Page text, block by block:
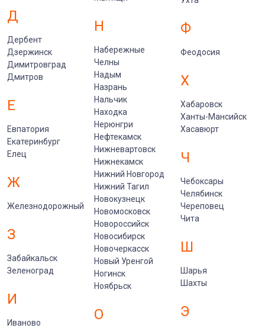
Д
Дербент
Дзержинск
Димитровград
Дмитров
Е
Евпатория
Екатеринбург
Елец
Ж
Железнодорожный
З
Забайкальск
Зеленоград
И
Иваново
Н
Набережные
Челны
Надым
Назрань
Нальчик
Находка
Нерюнгри
Нефтекамск
Нижневартовск
Нижнекамск
Нижний Новгород
Нижний Тагил
Новокузнецк
Новомосковск
Новороссийск
Новосибирск
Новочеркасск
Новый Уренгой
Ногинск
Ноябрьск
О
Ф
Феодосия
Х
Хабаровск
Ханты-Мансийск
Хасавюрт
Ч
Чебоксары
Челябинск
Череповец
Чита
Ш
Шарья
Шахты
Э